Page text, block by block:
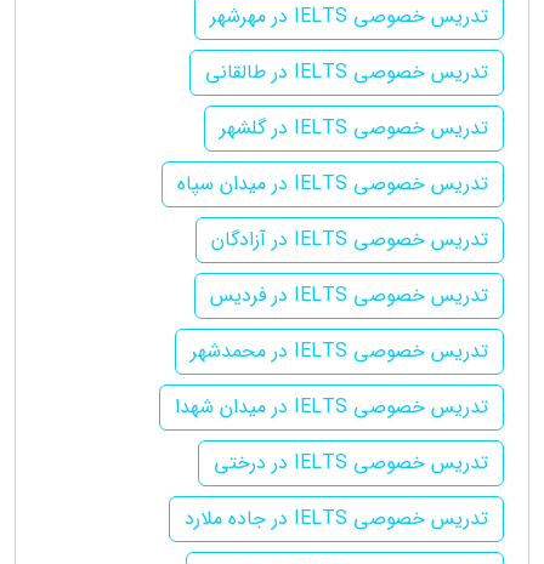
تدریس خصوصی IELTS در مهرشهر
تدریس خصوصی IELTS در طالقانی
تدریس خصوصی IELTS در گلشهر
تدریس خصوصی IELTS در میدان سپاه
تدریس خصوصی IELTS در آزادگان
تدریس خصوصی IELTS در فردیس
تدریس خصوصی IELTS در محمدشهر
تدریس خصوصی IELTS در میدان شهدا
تدریس خصوصی IELTS در درختی
تدریس خصوصی IELTS در جاده ملارد